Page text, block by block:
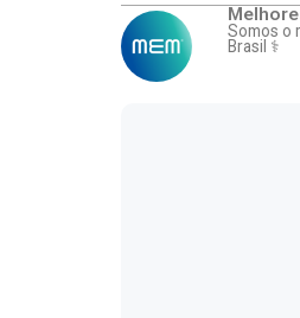
Somos o
Brasil ⚕️